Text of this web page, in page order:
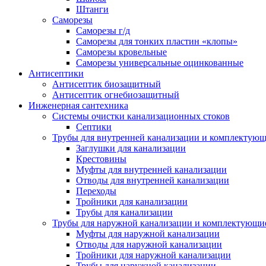
Штанги
Саморезы
Саморезы г/д
Саморезы для тонких пластин «клопы»
Саморезы кровельные
Саморезы универсальные оцинкованные
Антисептики
Антисептик биозащитный
Антисептик огнебиозащитный
Инженерная сантехника
Системы очистки канализационных стоков
Септики
Трубы для внутренней канализации и
Заглушки для канализации
Крестовины
Муфты для внутренней канализации
Отводы для внутренней канализации
Переходы
Тройники для канализации
Трубы для канализации
Трубы для наружной канализации и
Муфты для наружной канализации
Отводы для наружной канализации
Тройники для наружной канализации